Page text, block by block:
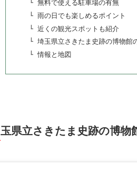
無料で使える駐車場の有無
雨の日でも楽しめるポイント
近くの観光スポットも紹介
埼玉県立さきたま史跡の博物館
情報と地図
玉県立さきたま史跡の博物